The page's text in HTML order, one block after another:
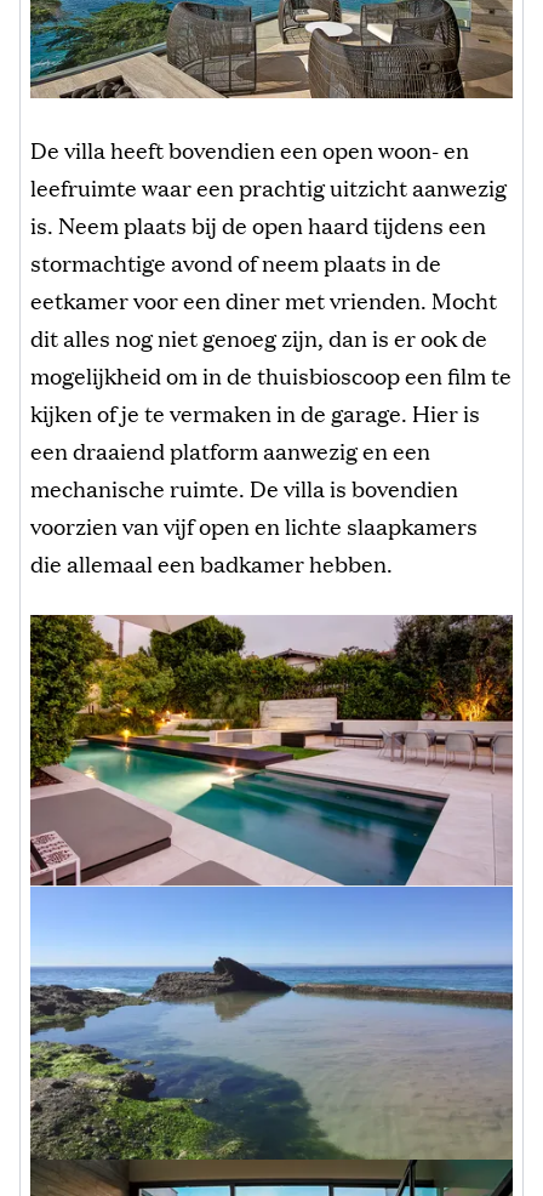
De villa heeft bovendien een open woon- en
leefruimte waar een prachtig uitzicht aanwezig
is. Neem plaats bij de open haard tijdens een
stormachtige avond of neem plaats in de
eetkamer voor een diner met vrienden. Mocht
dit alles nog niet genoeg zijn, dan is er ook de
mogelijkheid om in de thuisbioscoop een film te
kijken of je te vermaken in de garage. Hier is
een draaiend platform aanwezig en een
mechanische ruimte. De villa is bovendien
voorzien van vijf open en lichte slaapkamers
die allemaal een badkamer hebben.